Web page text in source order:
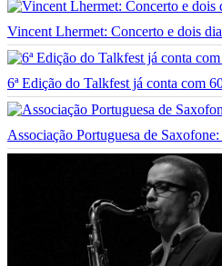
Vincent Lhermet: Concerto e dois
6ª Edição do Talkfest já conta com
Associação Portuguesa de